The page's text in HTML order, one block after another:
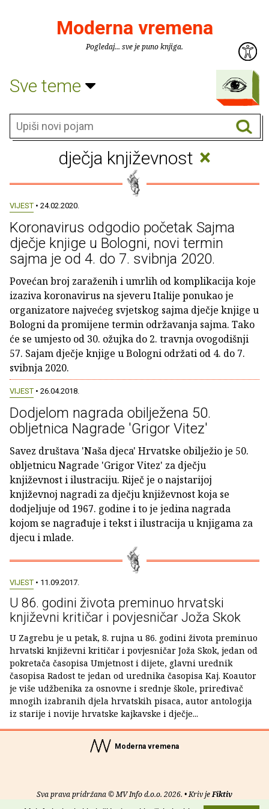
Moderna vremena
Pogledaj... sve je puno knjiga.
Sve teme
dječja književnost ×
VIJEST • 24.02.2020.
Koronavirus odgodio početak Sajma
dječje knjige u Bologni, novi termin
sajma je od 4. do 7. svibnja 2020.
Povećan broj zaraženih i umrlih od komplikacija koje
izaziva koronavirus na sjeveru Italije ponukao je
organizatore najvećeg svjetskog sajma dječje knjige u
Bologni da promijene termin održavanja sajma. Tako
će se umjesto od 30. ožujka do 2. travnja ovogodišnji
57. Sajam dječje knjige u Bologni održati od 4. do 7.
svibnja 2020.
VIJEST • 26.04.2018.
Dodjelom nagrada obilježena 50.
obljetnica Nagrade 'Grigor Vitez'
Savez društava 'Naša djeca' Hrvatske obilježio je 50.
obljetnicu Nagrade 'Grigor Vitez' za dječju
književnost i ilustraciju. Riječ je o najstarijoj
književnoj nagradi za dječju književnost koja se
dodjeljuje od 1967. godine i to je jedina nagrada
kojom se nagrađuje i tekst i ilustracija u knjigama za
djecu i mlade.
VIJEST • 11.09.2017.
U 86. godini života preminuo hrvatski
književni kritičar i povjesničar Joža Skok
U Zagrebu je u petak, 8. rujna u 86. godini života preminuo
hrvatski književni kritičar i povjesničar Joža Skok, jedan od
pokretača časopisa Umjetnost i dijete, glavni urednik
časopisa Radost te jedan od urednika časopisa Kaj. Koautor
je više udžbenika za osnovne i srednje škole, priređivač
mnogih izabranih djela hrvatskih pisaca, autor antologija
iz starije i novije hrvatske kajkavske i dječje...
Moderna vremena
Sva prava pridržana © MV Info d.o.o. 2026. • Kriv jeFiktiv